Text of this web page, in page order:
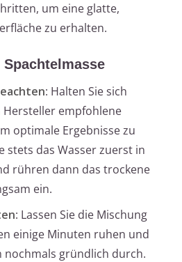
um eine glatte,
zu erhalten.
: Halten Sie sich
Hersteller empfohlene
optimale Ergebnisse zu
stets das Wasser zuerst in
rühren dann das trockene
ein.
: Lassen Sie die Mischung
einige Minuten ruhen und
nochmals gründlich durch.